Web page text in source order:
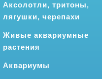
Аксолотли, тритоны,
лягушки, черепахи
Живые аквариумные
растения
Аквариумы